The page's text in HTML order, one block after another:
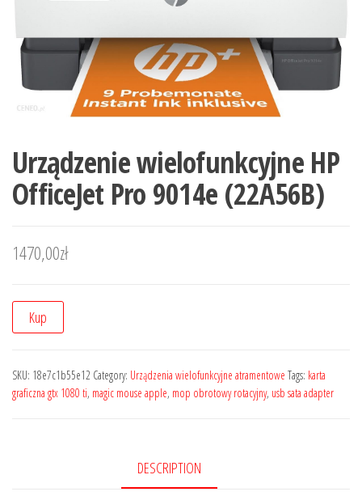
Urządzenie wielofunkcyjne HP
OfficeJet Pro 9014e (22A56B)
1470,00zł
Kup
SKU: 18e7c1b55e12 Category: Urządzenia wielofunkcyjne atramentowe Tags: karta
graficzna gtx 1080 ti, magic mouse apple, mop obrotowy rotacyjny, usb sata adapter
DESCRIPTION